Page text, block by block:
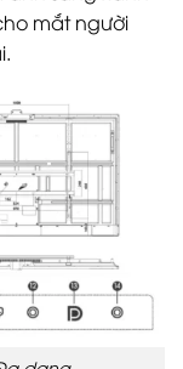
mắt người